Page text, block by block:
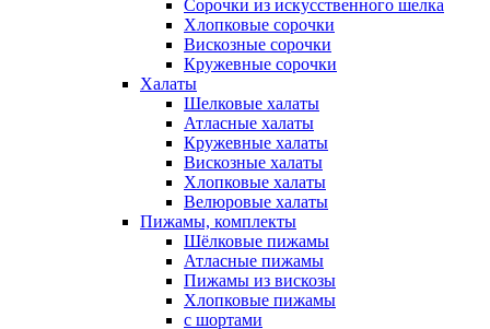
Сорочки из искусственного шелка
Хлопковые сорочки
Вискозные сорочки
Кружевные сорочки
Халаты
Шелковые халаты
Атласные халаты
Кружевные халаты
Вискозные халаты
Хлопковые халаты
Велюровые халаты
Пижамы, комплекты
Шёлковые пижамы
Атласные пижамы
Пижамы из вискозы
Хлопковые пижамы
с шортами